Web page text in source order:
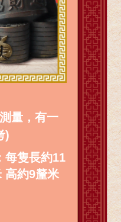
量，有一
)
每隻長約11
高約9釐米